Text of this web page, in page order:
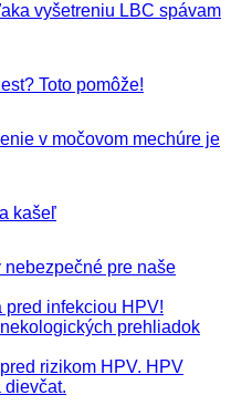
vyšetreniu LBC spávam
Toto pomôže!
v močovom mechúre je
kašeľ
nebezpečné pre naše
pred infekciou HPV!
prehliadok
rizikom HPV. HPV
dievčat.